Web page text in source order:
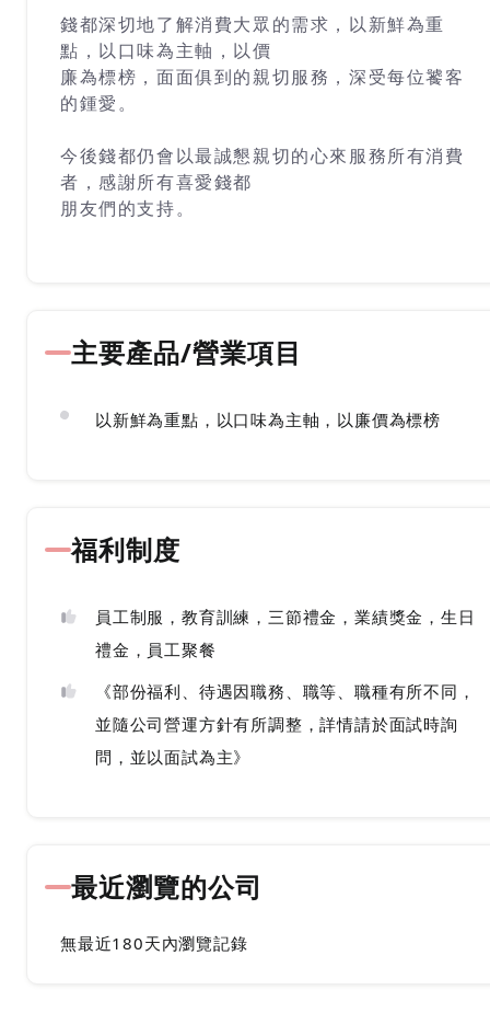
錢都深切地了解消費大眾的需求，以新鮮為重
點，以口味為主軸，以價
廉為標榜，面面俱到的親切服務，深受每位饕客
的鍾愛。
今後錢都仍會以最誠懇親切的心來服務所有消費
者，感謝所有喜愛錢都
朋友們的支持。
主要產品/營業項目
以新鮮為重點，以口味為主軸，以廉價為標榜
福利制度
員工制服，教育訓練，三節禮金，業績獎金，生日
禮金，員工聚餐
《部份福利、待遇因職務、職等、職種有所不同，
並隨公司營運方針有所調整，詳情請於面試時詢
問，並以面試為主》
最近瀏覽的公司
無最近180天內瀏覽記錄